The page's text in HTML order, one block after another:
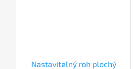
Nastaviteľný roh plochý